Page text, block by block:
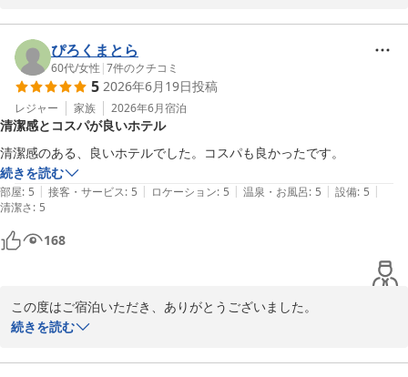
静かな環境をお楽しみいただけたとのこと、嬉しい限りです。
ベッドの高さについてのご意見もありがとうございます。今後の参
考にさせていただきます。
またのご宿泊をお待ちしております。
スマイルホテル札幌すすきの南
スマイルホテル札幌すすきの南
2026-06-24
ぴろくまとら
60代/女性 |7件のクチコミ
5 2026年6月19日投稿
レジャー 家族 2026年6月宿泊
清潔感とコスパが良いホテル
清潔感のある、良いホテルでした。コスパも良かったです。
続きを読む
部屋: 5 | 接客・サービス: 5 | ロケーション: 5 | 温泉・お風呂: 5 | 設備: 5 |
清潔さ: 5
168
この度はご宿泊いただき、ありがとうございました。
清潔感やコストパフォーマンスに満足していただけたこと、大変嬉
今後も快適な空間を提供できるよう努めてまいります。
続きを読む